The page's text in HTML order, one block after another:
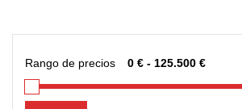
Rango de precios